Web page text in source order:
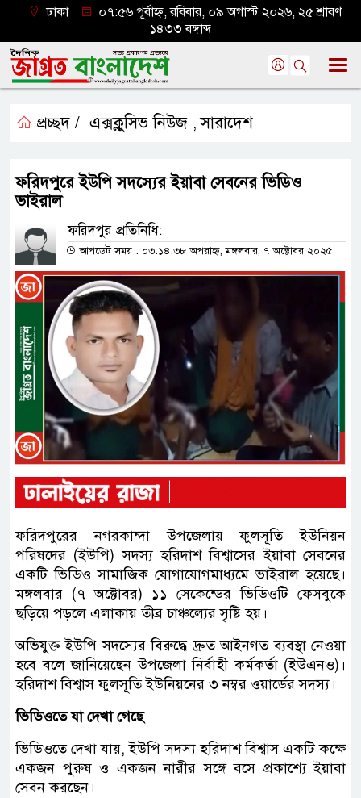
ঢাকা
০৭:৫৬ পূর্বাহ্ন, রবিবার, ০৯ অগাস্ট ২০২৬, ২৫ শ্রাবণ
১৪৩৩ বঙ্গাব্দ
প্রচ্ছদ / এক্সক্লুসিভ নিউজ ,সারাদেশ
ফরিদপুরে ইউপি সদস্যের ইয়াবা সেবনের ভিডিও
ভাইরাল
ফরিদপুর প্রতিনিধি:
আপডেট সময় : ০৩:১৪:৩৮ অপরাহ্ন, মঙ্গলবার, ৭ অক্টোবর ২০২৫
ফরিদপুরের নগরকান্দা উপজেলায় ফুলসূতি ইউনিয়ন
পরিষদের (ইউপি) সদস্য হরিদাশ বিশ্বাসের ইয়াবা সেবনের
একটি ভিডিও সামাজিক যোগাযোগমাধ্যমে ভাইরাল হয়েছে।
মঙ্গলবার (৭ অক্টোবর) ১১ সেকেন্ডের ভিডিওটি ফেসবুকে
ছড়িয়ে পড়লে এলাকায় তীব্র চাঞ্চল্যের সৃষ্টি হয়।
অভিযুক্ত ইউপি সদস্যের বিরুদ্ধে দ্রুত আইনগত ব্যবস্থা নেওয়া
হবে বলে জানিয়েছেন উপজেলা নির্বাহী কর্মকর্তা (ইউএনও)।
হরিদাশ বিশ্বাস ফুলসূতি ইউনিয়নের ৩ নম্বর ওয়ার্ডের সদস্য।
ভিডিওতে যা দেখা গেছে
ভিডিওতে দেখা যায়, ইউপি সদস্য হরিদাশ বিশ্বাস একটি কক্ষে
একজন পুরুষ ও একজন নারীর সঙ্গে বসে প্রকাশ্যে ইয়াবা
সেবন করছেন।